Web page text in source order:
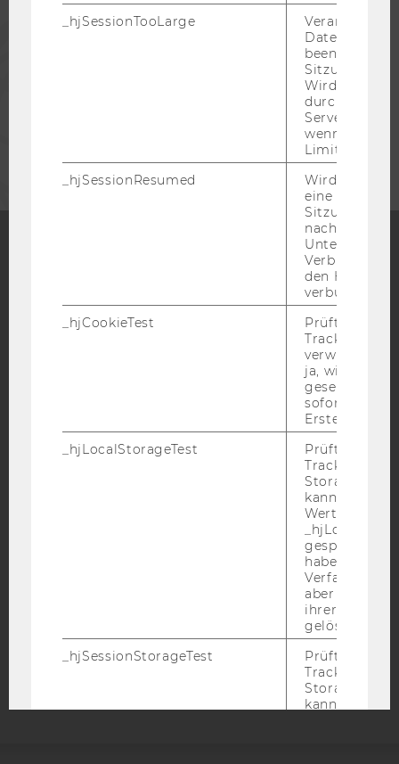
PRESSE
Blog
Bluesky
IMPRESSUM
BARRIEREFREIHEITSERKLÄRUNG WEBSEITE
DATENSCHUTZERKLÄRUNG SOCIAL MEDIA
STUDIENBEWERBER*INNEN UND STUDIERENDE
Barrierefreiheitserklärung
_hjSessionTooLarge
Veranlasst
beenden,
Sitzung zu
Wird
durch ein
Servers
wenn die
Limit
_hjSessionResumed
Wird gesetzt,
eine
Sitzung/
nach einer
Verbindung
den Hotjar-
verbunden
_hjCookieTest
Prüft, ob der
Tracking
verwenden
ja, wird ein
gesetzt. Wird
sofort nach
Erstellung
_hjLocalStorageTest
Prüft, ob der
Tracking
Storage
kann. Wenn
Wert 1
haben keine
Verfallszeit,
aber fast
ihrer
gelöscht.
_hjSessionStorageTest
Prüft, ob der
Tracking
Storage
kann. Wenn